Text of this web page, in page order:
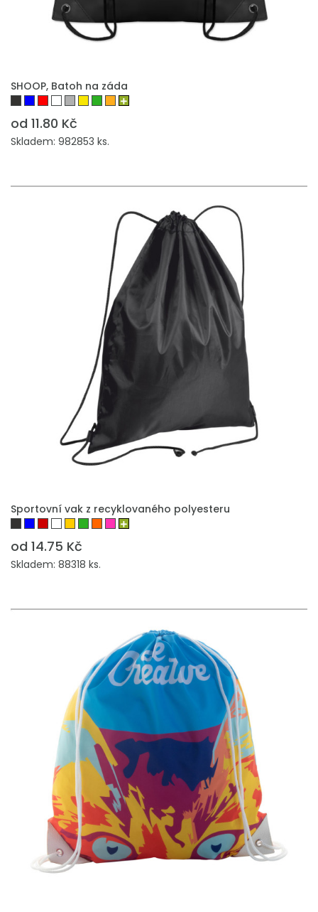
PŘIDAT DO POPTÁVKY
SHOOP, Batoh na záda
od 11.80 Kč
Skladem: 982853 ks.
PŘIDAT DO POPTÁVKY
Sportovní vak z recyklovaného polyesteru
od 14.75 Kč
Skladem: 88318 ks.